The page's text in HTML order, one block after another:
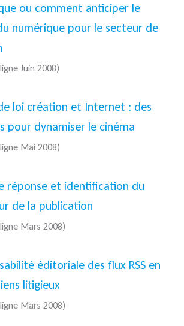
ou comment anticiper le
numérique pour le secteur de
Juin 2008)
loi création et Internet : des
pour dynamiser le cinéma
Mai 2008)
réponse et identification du
de la publication
Mars 2008)
éditoriale des flux RSS en
litigieux
Mars 2008)